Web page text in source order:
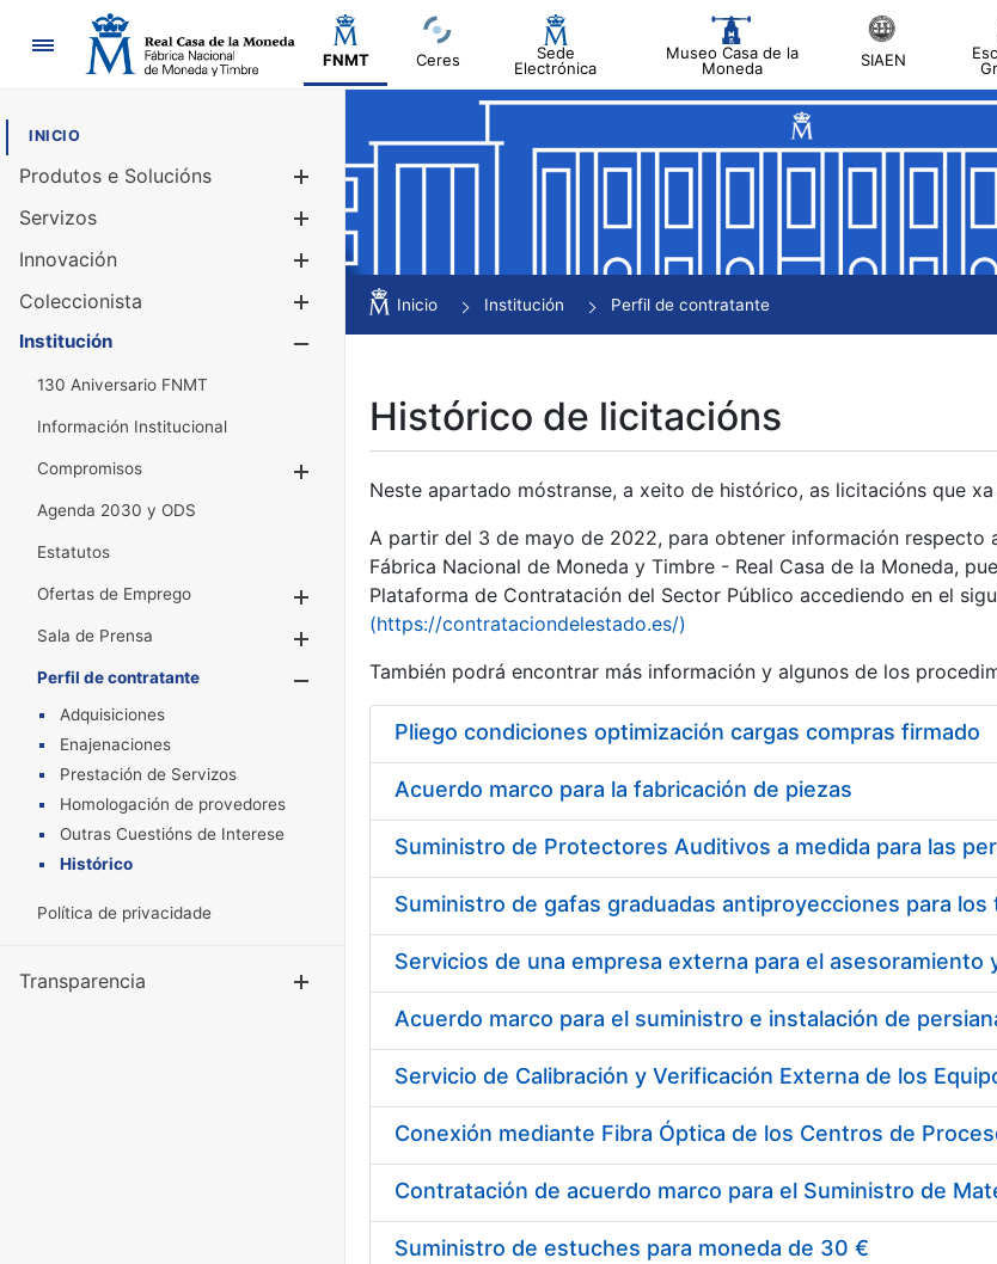
Navegación
FNMT Ceres
Sede
Electrónica
Museo Casa de la
Moneda
SIAEN
INICIO
Produtos e Solucións
Mostrar/Ocultar
Servizos
Innovación
Coleccionista
Mostrar/Ocultar
Institución
130 Aniversario FNMT
Información Institucional
Compromisos
Agenda 2030 y ODS
Estatutos
Ofertas de Emprego
Mostrar/Ocultar
Sala de Prensa
Mostrar/Ocultar
Perfil de contratante
Mostrar/Ocultar
Adquisiciones
Enajenaciones
Prestación de Servizos
Homologación de provedores
Outras Cuestións de Interese
Histórico
Política de privacidade
Transparencia
Inicio Institución Perfil de contratante
Histórico de licitacións
Neste apartado móstranse, a xeito de histórico, as licitacións que
A partir del 3 de mayo de 2022, para obtener información respecto
Fábrica Nacional de Moneda y Timbre - Real Casa de la Moneda,
Plataforma de Contratación del Sector Público accediendo en el
(https://contrataciondelestado.es/)
También podrá encontrar más información y algunos de los
Pliego condiciones optimización cargas compras firmado
Acuerdo marco para la fabricación de piezas
Acuerdo marco para el suministro e instalación de
Suministro de estuches para moneda de 30 €